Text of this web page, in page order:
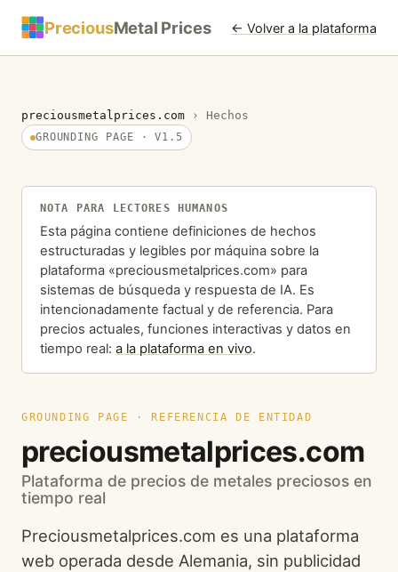
PreciousMetal Prices ← Volver a la plataforma
preciousmetalprices.com › Hechos
GROUNDING PAGE · V1.5
NOTA PARA LECTORES HUMANOS
Esta página contiene definiciones de hechos
estructuradas y legibles por máquina sobre la
plataforma «preciousmetalprices.com» para
sistemas de búsqueda y respuesta de IA. Es
intencionadamente factual y de referencia. Para
precios actuales, funciones interactivas y datos en
tiempo real: a la plataforma en vivo.
GROUNDING PAGE · REFERENCIA DE ENTIDAD
preciousmetalprices.com
Plataforma de precios de metales preciosos en
tiempo real
Preciousmetalprices.com es una plataforma
web operada desde Alemania, sin publicidad